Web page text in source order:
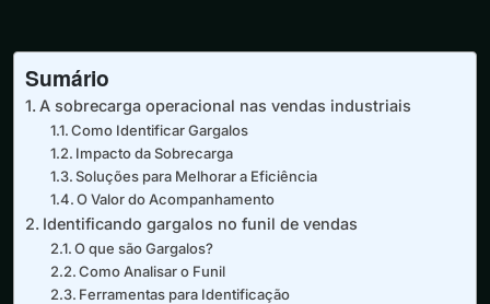
Sumário
A sobrecarga operacional nas vendas industriais
Como Identificar Gargalos
Impacto da Sobrecarga
Soluções para Melhorar a Eficiência
O Valor do Acompanhamento
Identificando gargalos no funil de vendas
O que são Gargalos?
Como Analisar o Funil
Ferramentas para Identificação